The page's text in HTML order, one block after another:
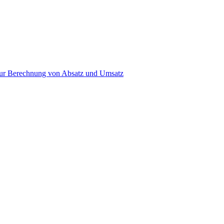
Berechnung von Absatz und Umsatz